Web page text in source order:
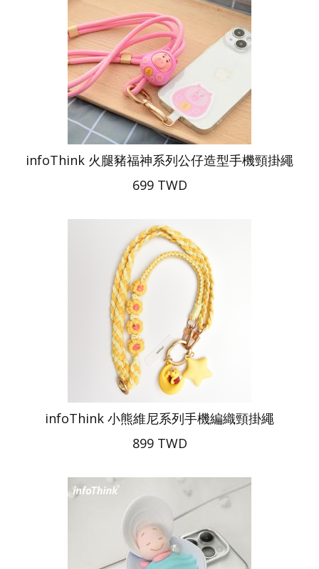
infoThink 火腿豬福神系列公仔造型手機頸掛繩
699 TWD
infoThink 小熊維尼系列手機編織頸掛繩
899 TWD